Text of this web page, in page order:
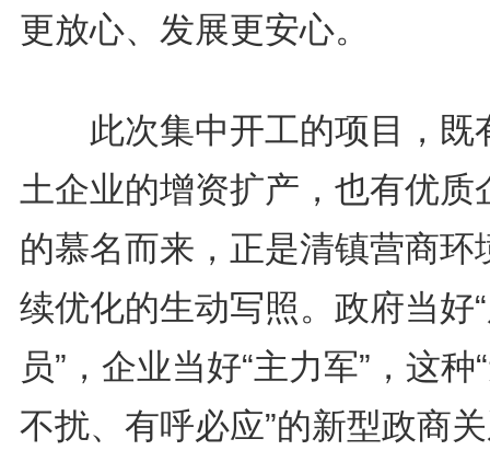
更放心、发展更安心。
此次集中开工的项目，既
土企业的增资扩产，也有优质
的慕名而来，正是清镇营商环
续优化的生动写照。政府当好
员”，企业当好“主力军”，这种
不扰、有呼必应”的新型政商